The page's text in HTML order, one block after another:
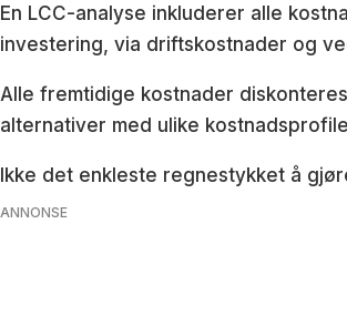
En LCC-analyse inkluderer alle
investering, via driftskostnader og
Alle fremtidige kostnader
alternativer med ulike
Ikke det enkleste regnestykket å
ANNONSE